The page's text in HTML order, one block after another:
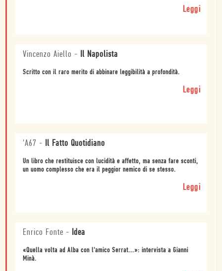
Leggi
Vincenzo Aiello - Il Napolista
Scritto con il raro merito di abbinare leggibilità a profondità.
Leggi
'A67 - Il Fatto Quotidiano
Un libro che restituisce con lucidità e affetto, ma senza fare sconti,
un uomo complesso che era il peggior nemico di se stesso.
Leggi
Enrico Fonte - Idea
«Quella volta ad Alba con l'amico Serrat...»: intervista a Gianni
Minà.